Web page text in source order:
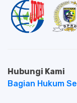
Hubungi Kami
Bagian Hukum